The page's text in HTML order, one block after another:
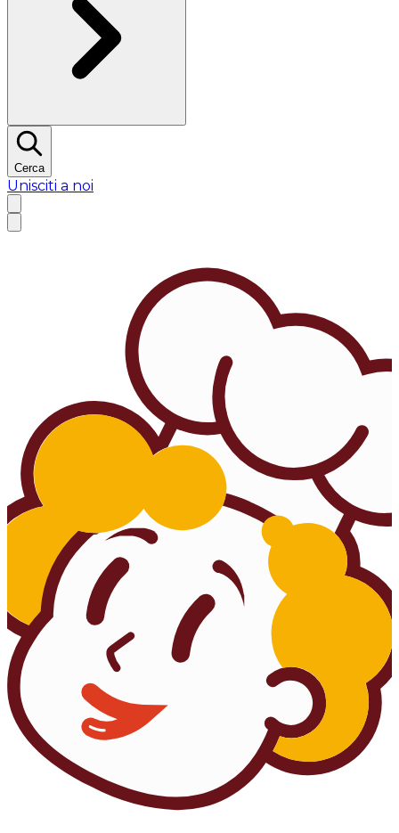
Cerca
Unisciti a noi